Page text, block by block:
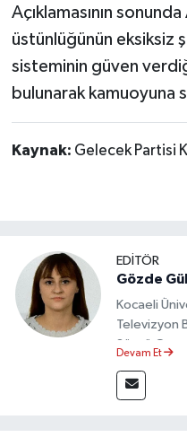
Açıklamasının
üstünlüğünün eksiksiz
sisteminin güven
bulunarak kamuoyuna
Kaynak: Gelecek Partisi
EDİTÖR
Gözde
Kocaeli
Televizyon
Sözcü
Devam Et